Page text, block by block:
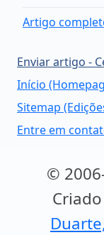
Artigo
Enviar artigo -
Início
Sitemap
Entre em
©